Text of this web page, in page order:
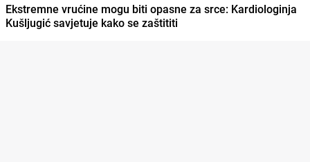
Ekstremne vrućine mogu biti opasne za srce: Kardiologinja
Kušljugić savjetuje kako se zaštititi